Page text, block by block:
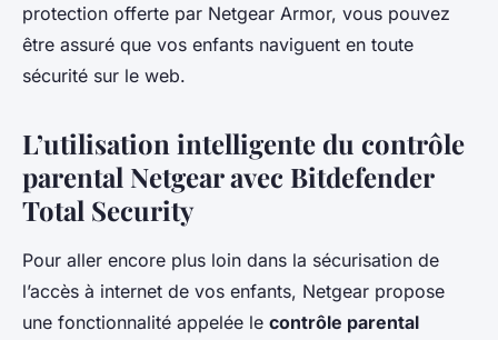
protection offerte par Netgear Armor, vous pouvez
être assuré que vos enfants naviguent en toute
sécurité sur le web.
L’utilisation intelligente du contrôle
parental Netgear avec Bitdefender
Total Security
Pour aller encore plus loin dans la sécurisation de
l’accès à internet de vos enfants, Netgear propose
une fonctionnalité appelée le contrôle parental